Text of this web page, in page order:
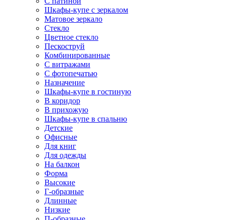
Шкафы-купе с зеркалом
Матовое зеркало
Стекло
Цветное стекло
Пескоструй
Комбинированные
С витражами
С фотопечатью
Назначение
Шкафы-купе в гостиную
В коридор
В прихожую
Шкафы-купе в спальню
Детские
Офисные
Для книг
Для одежды
На балкон
Форма
Высокие
Г-образные
Длинные
Низкие